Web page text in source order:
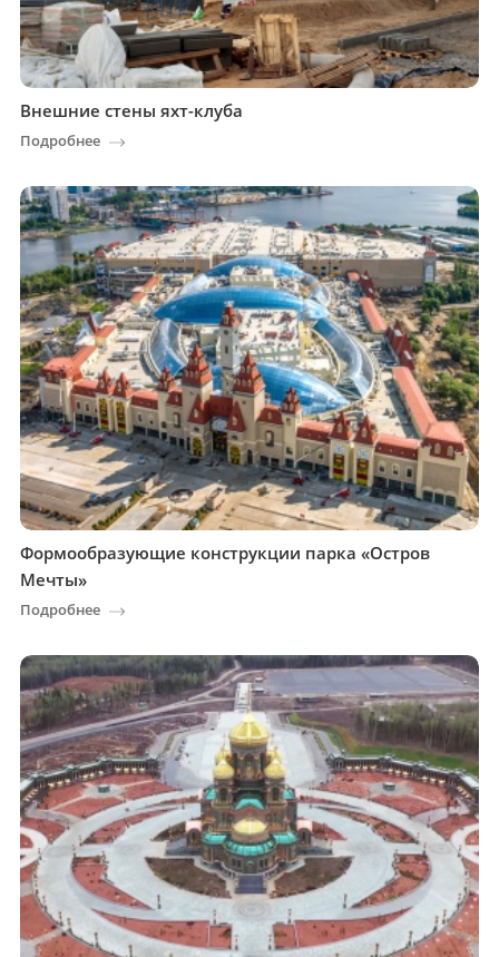
Внешние стены яхт-клуба
Подробнее
Формообразующие конструкции парка «Остров
Мечты»
Подробнее